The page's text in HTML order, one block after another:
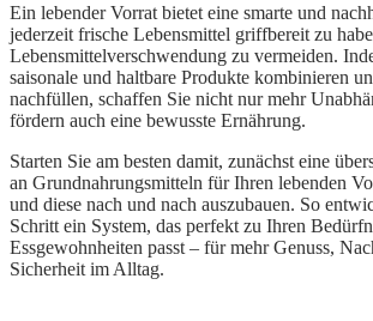
Ein lebender Vorrat bietet eine smarte und
jederzeit frische Lebensmittel griffbereit zu
Lebensmittelverschwendung zu vermeiden.
saisonale und haltbare Produkte kombinieren
nachfüllen, schaffen Sie nicht nur mehr
fördern auch eine bewusste Ernährung.
Starten Sie am besten damit, zunächst eine
an Grundnahrungsmitteln für Ihren lebenden
und diese nach und nach auszubauen. So
Schritt ein System, das perfekt zu Ihren
Essgewohnheiten passt – für mehr Genuss,
Sicherheit im Alltag.